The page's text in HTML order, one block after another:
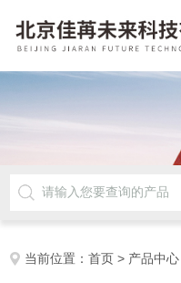
当前位置：首页 > 产品中心